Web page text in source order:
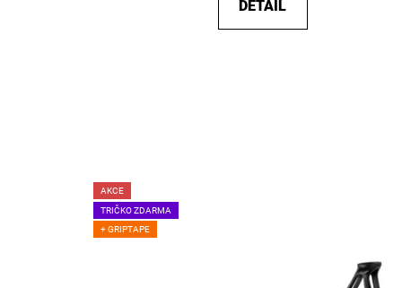
DETAIL
AKCE
TRIČKO ZDARMA
+ GRIPTAPE